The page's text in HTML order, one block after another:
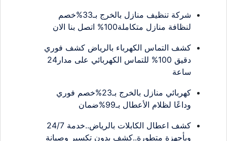
شركة تنظيف منازل بالخرج بـ33%خصم
لنظافة منازل متكاملة100% اتصل بنا الان
كشف التماس الكهرباء بالرياض كشف فوري
دقيق 100% للتماس الكهربائي على مدار24
ساعة
كهربائي منازل بالخرج بـ23%خصم فوري
وداعًا لظلام الأعطال بـ99%ضمان
كشف اعطال الكابلات بالرياض..خدمة 24/7
وبأجهزة متطورة..كشف بدون تكسير وصيانة